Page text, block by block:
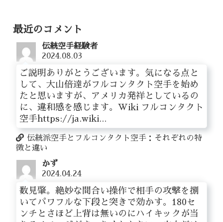
最近のコメント
伝統空手経験者
2024.08.03
ご説明ありがとうございます。気になる点と
して、大山倍達がフルコンタクト空手を始め
たと思いますが、アメリカ発祥としているの
に、違和感を感じます。Wiki フルコンタクト
空手https://ja.wiki...
伝統派空手とフルコンタクト空手：それぞれの特
徴と違い
かず
2024.04.24
数見肇。絶妙な間合い操作で相手の攻撃を捌
いてパワフルな下段と突きで効かす。180セ
ンチとさほど上背は無いのにハイキックが当